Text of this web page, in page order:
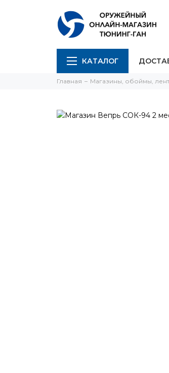
КАТАЛОГ
Главная Магазины, обоймы,